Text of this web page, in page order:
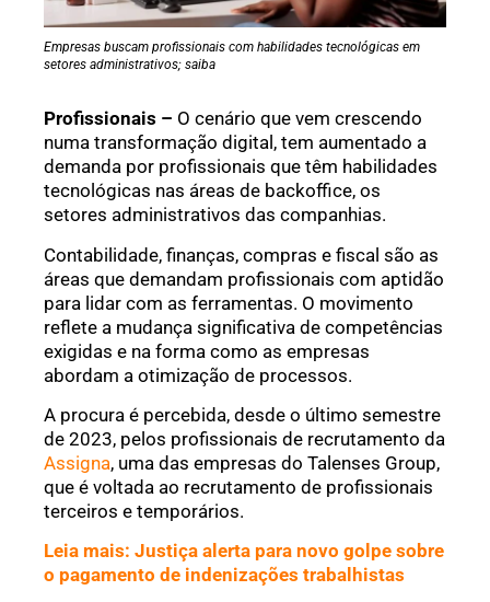
Empresas buscam profissionais com habilidades tecnológicas em
setores administrativos; saiba
Profissionais – O cenário que vem crescendo
numa transformação digital, tem aumentado a
demanda por profissionais que têm habilidades
tecnológicas nas áreas de backoffice, os
setores administrativos das companhias.
Contabilidade, finanças, compras e fiscal são as
áreas que demandam profissionais com aptidão
para lidar com as ferramentas. O movimento
reflete a mudança significativa de competências
exigidas e na forma como as empresas
abordam a otimização de processos.
A procura é percebida, desde o último semestre
de 2023, pelos profissionais de recrutamento da
Assigna, uma das empresas do Talenses Group,
que é voltada ao recrutamento de profissionais
terceiros e temporários.
Leia mais: Justiça alerta para novo golpe sobre
o pagamento de indenizações trabalhistas